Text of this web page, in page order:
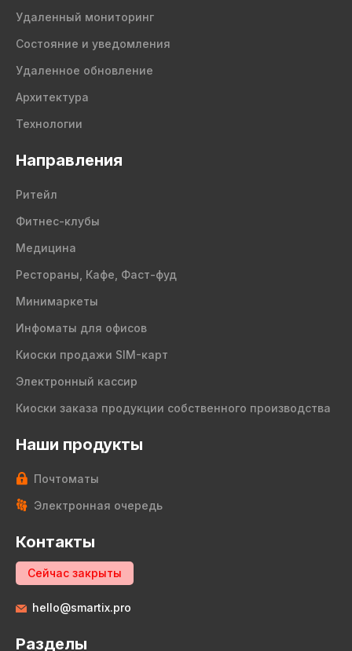
Удаленный мониторинг
Состояние и уведомления
Удаленное обновление
Архитектура
Технологии
Направления
Ритейл
Фитнес-клубы
Медицина
Рестораны, Кафе, Фаст-фуд
Минимаркеты
Инфоматы для офисов
Киоски продажи SIM-карт
Электронный кассир
Киоски заказа продукции собственного производства
Наши продукты
Почтоматы
Электронная очередь
Контакты
Сейчас закрыты
hello@smartix.pro
Разделы